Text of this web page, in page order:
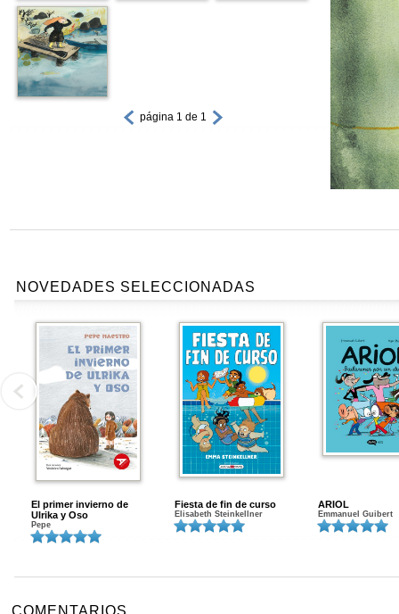
página 1 de 1
NOVEDADES SELECCIONADAS
El primer invierno de
Ulrika y Oso
Pepe
Fiesta de fin de curso
Elisabeth Steinkellner
ARIOL
Emmanuel Guibert
COMENTARIOS